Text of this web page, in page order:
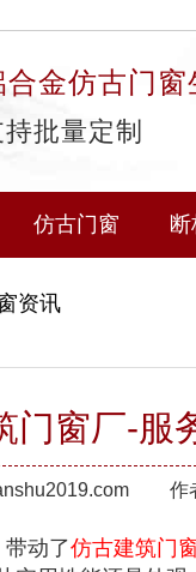
合金仿古门窗
批量定制
仿古门窗
资讯
门窗厂-服
作
动了仿古建筑门